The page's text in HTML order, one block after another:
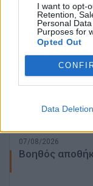
I want to opt-
Retention,
Personal
Purposes for
Opted Out
Data Deletion
07/08/2026
Οδηγός
ΝΕΑ ΕΡΥΘΡΑΙΑ |
07/08/2026
Βοηθός